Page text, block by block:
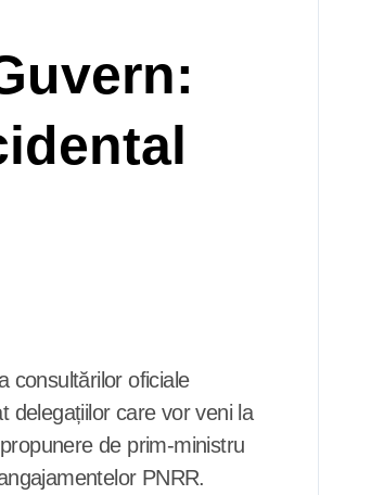
consultărilor oficiale
delegațiilor care vor veni la
de prim-ministru
PNRR.